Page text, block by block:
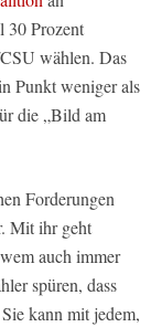
30 Prozent
wählen. Das
Punkt weniger als
die „Bild am
Forderungen
Mit ihr geht
auch immer
spüren, dass
kann mit jedem,